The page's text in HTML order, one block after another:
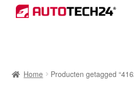
Ga
door
Ga
naar
Home Producten getagged